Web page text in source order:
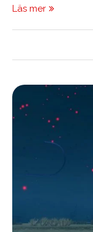
Läs mer